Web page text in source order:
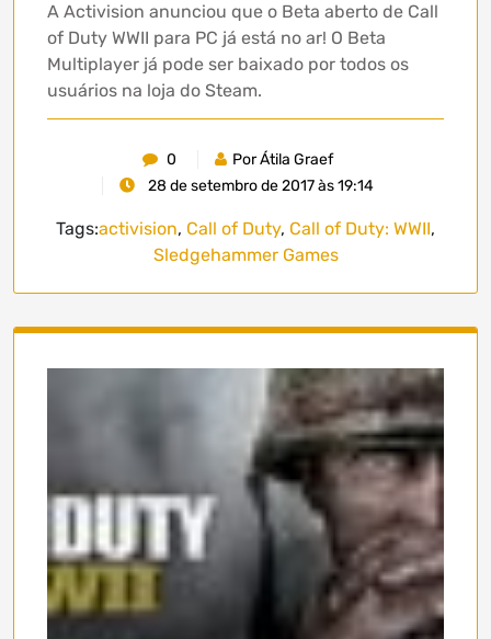
A Activision anunciou que o Beta aberto de Call
of Duty WWII para PC já está no ar! O Beta
Multiplayer já pode ser baixado por todos os
usuários na loja do Steam.
0
Por Átila Graef
28 de setembro de 2017 às 19:14
Tags:activision, Call of Duty, Call of Duty: WWII,
Sledgehammer Games